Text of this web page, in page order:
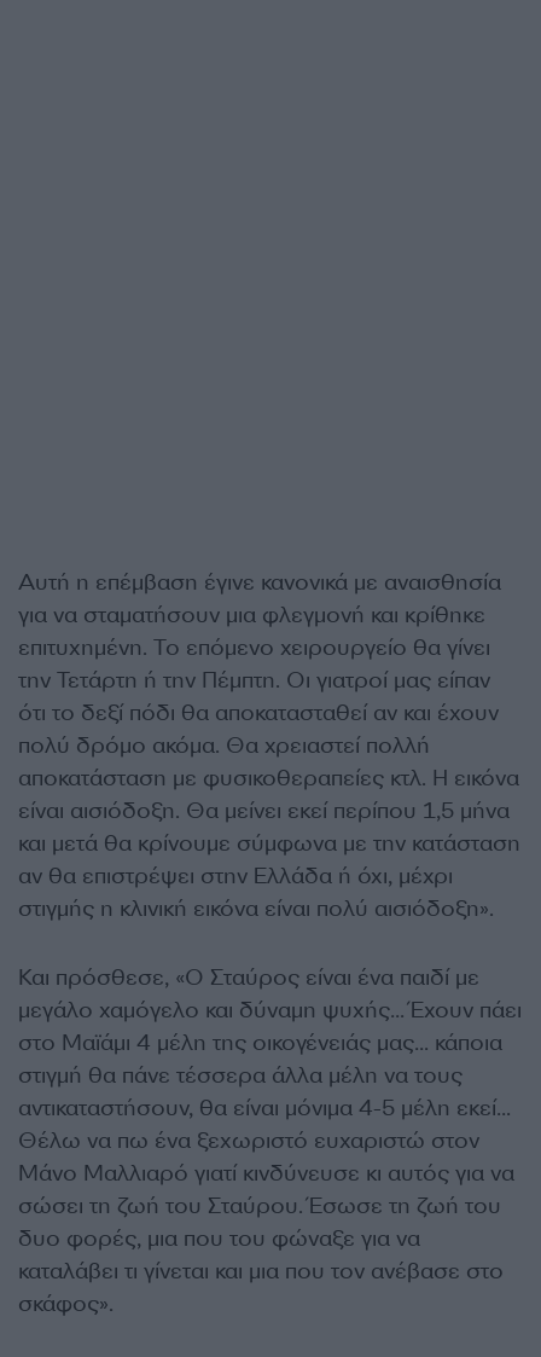
Αυτή η επέμβαση έγινε κανονικά με αναισθησία
για να σταματήσουν μια φλεγμονή και κρίθηκε
επιτυχημένη. Το επόμενο χειρουργείο θα γίνει
την Τετάρτη ή την Πέμπτη. Οι γιατροί μας είπαν
ότι το δεξί πόδι θα αποκατασταθεί αν και έχουν
πολύ δρόμο ακόμα. Θα χρειαστεί πολλή
αποκατάσταση με φυσικοθεραπείες κτλ. Η εικόνα
είναι αισιόδοξη. Θα μείνει εκεί περίπου 1,5 μήνα
και μετά θα κρίνουμε σύμφωνα με την κατάσταση
αν θα επιστρέψει στην Ελλάδα ή όχι, μέχρι
στιγμής η κλινική εικόνα είναι πολύ αισιόδοξη».
Και πρόσθεσε, «Ο Σταύρος είναι ένα παιδί με
μεγάλο χαμόγελο και δύναμη ψυχής… Έχουν πάει
στο Μαϊάμι 4 μέλη της οικογένειάς μας… κάποια
στιγμή θα πάνε τέσσερα άλλα μέλη να τους
αντικαταστήσουν, θα είναι μόνιμα 4-5 μέλη εκεί…
Θέλω να πω ένα ξεχωριστό ευχαριστώ στον
Μάνο Μαλλιαρό γιατί κινδύνευσε κι αυτός για να
σώσει τη ζωή του Σταύρου. Έσωσε τη ζωή του
δυο φορές, μια που του φώναξε για να
καταλάβει τι γίνεται και μια που τον ανέβασε στο
σκάφος».